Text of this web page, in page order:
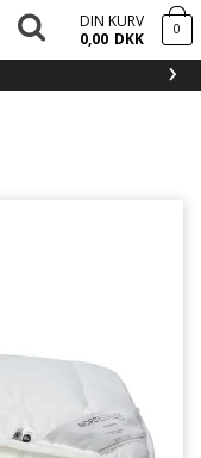
›
DIN KURV
0,00 DKK 0